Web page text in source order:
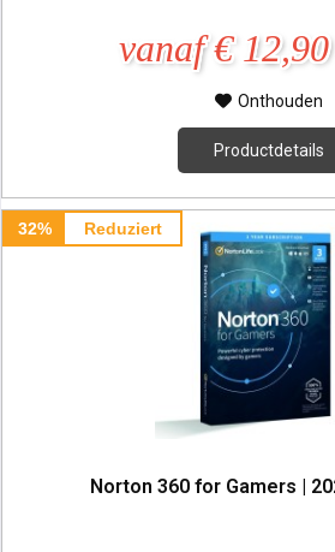
vanaf €
Onthouden
Productdetails
32% Reduziert
Norton 360 for Gamers |